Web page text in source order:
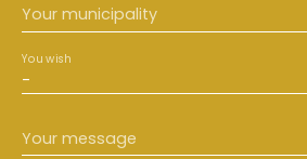
Your municipality
-
You wish
Your message